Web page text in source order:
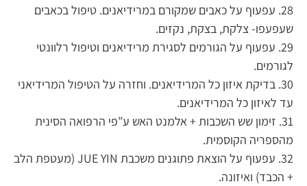
28. עפעוף על כאבים שמקורם במרידיאנים. טיפול בכאבים
שעפעפו- צלקת, בצקת, נקזים.
29. עפעוף על הגורמים לסגירת מרידיאנים וטיפול רלוונטי
לגורמים.
30. בדיקת איזון כל המרידיאנים. וחזרה על הטיפול המרידיאני
עד לאיזון כל המרידיאנים.
31. זימון שש השכבות + אלמנט האש ע”פי הרפואה הסינית
מהספריה הקוסמית.
32. עפעוף על הוצאת פתוגנים משכבת JUE YIN (מעטפת הלב
+ הכבד) ואיזונה.